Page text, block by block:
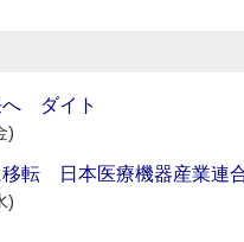
へ ダイト
)
移転 日本医療機器産業連
)